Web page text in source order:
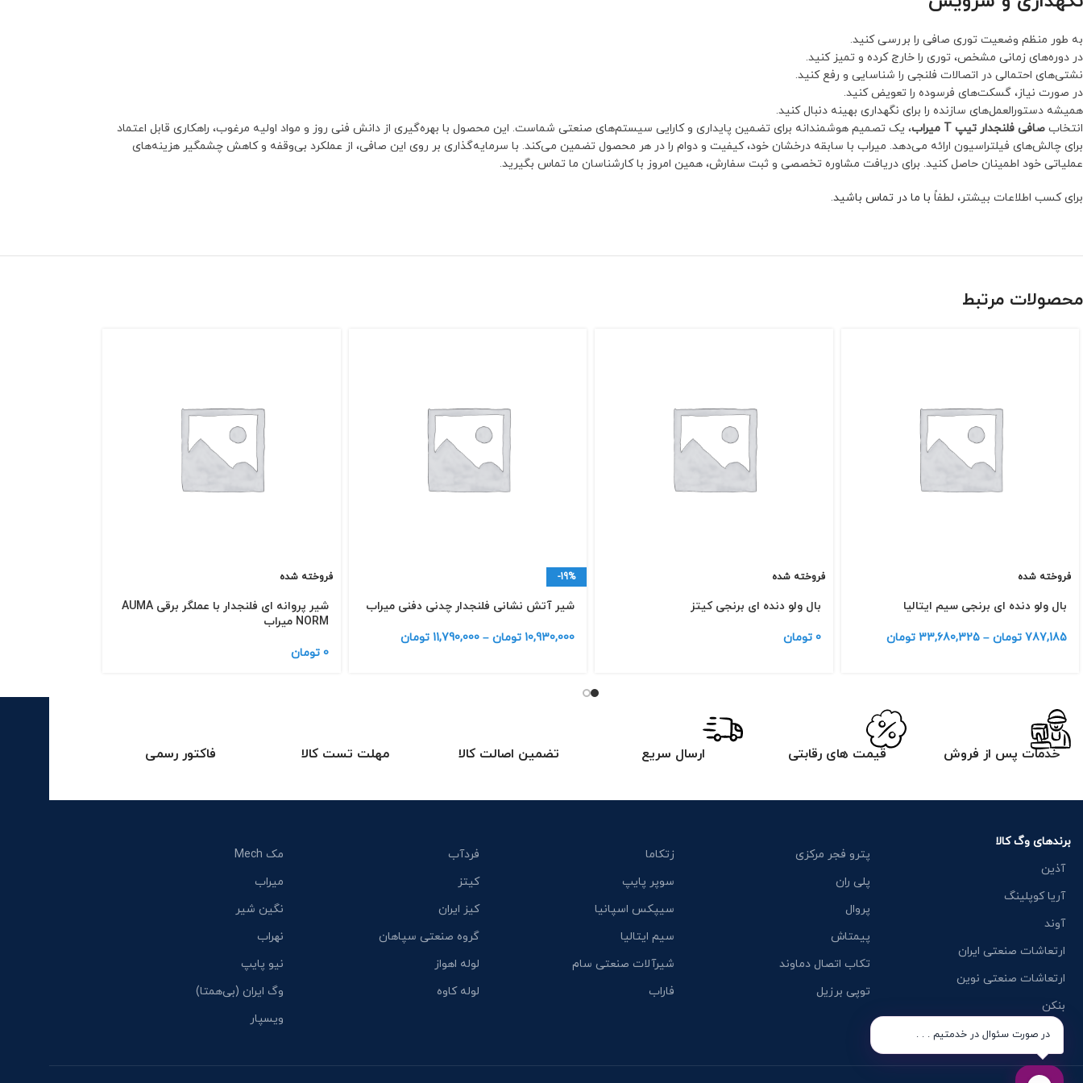
به طور منظم وضعیت توری صافی را بررسی کنید.
در دوره‌های زمانی مشخص، توری را خارج کرده و تمیز کنید.
نشتی‌های احتمالی در اتصالات فلنجی را شناسایی و رفع کنید.
در صورت نیاز، گسکت‌های فرسوده را تعویض کنید.
همیشه دستورالعمل‌های سازنده را برای نگهداری بهینه دنبال کنید.
انتخاب صافی فلنجدار تیپ T میراب
، یک تصمیم هوشمندانه برای تضمین پایداری و کارایی سیستم‌های صنعتی شماست. این محصول با بهره‌گیری از دانش فنی روز و مواد اولیه مرغوب، راهکاری قابل اعتماد
برای چالش‌های فیلتراسیون ارائه می‌دهد. میراب با سابقه درخشان خود، کیفیت و دوام را در هر محصول تضمین می‌کند. با سرمایه‌گذاری بر روی این صافی، از عملکرد بی‌وقفه و کاهش چشمگیر هزینه‌های
عملیاتی خود اطمینان حاصل کنید. برای دریافت مشاوره تخصصی و ثبت سفارش، همین امروز با کارشناسان ما تماس بگیرید.
برای کسب اطلاعات بیشتر، لطفاً با ما در تماس باشید.
محصولات مرتبط
فروخته شده
بال ولو دنده ای برنجی سیم ایتالیا
787,185 تومان –
33,680,325 تومان
فروخته شده
بال ولو دنده ای برنجی كیتز
0 تومان
-19%
شیر آتش نشانی فلنجدار چدنی دفنی میراب
10,930,000 تومان –
11,790,000 تومان
فروخته شده
شیر پروانه ای فلنجدار با عملگر برقی AUMA
NORM میراب
0 تومان
خدمات پس از فروش قیمت های رقابتی ارسال سریع تضمین اصالت کالا مهلت تست کالا فاکتور رسمی
برندهای وگ کالا
آذین
آریا کوپلینگ
آوند
ارتعاشات صنعتی ایران
ارتعاشات صنعتی نوین
بنکن
پترو فجر مرکزی
پلی ران
پروال
پیمتاش
تکاب اتصال دماوند
توپی برزیل
زتکاما
سوپر پایپ
سیپکس اسپانیا
سیم ایتالیا
شیرآلات صنعتی سام
فاراب
فردآب
کیتز
کیز ایران
گروه صنعتی سپاهان
لوله اهواز
لوله کاوه
مک Mech
میراب
نگین شیر
نهراب
نیو پایپ
وگ ایران (بی‌همتا)
ویسپار
در صورت سئوال در خدمتیم . . .